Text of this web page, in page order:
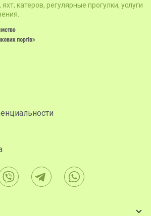
катеров, регулярные прогулки, услуги